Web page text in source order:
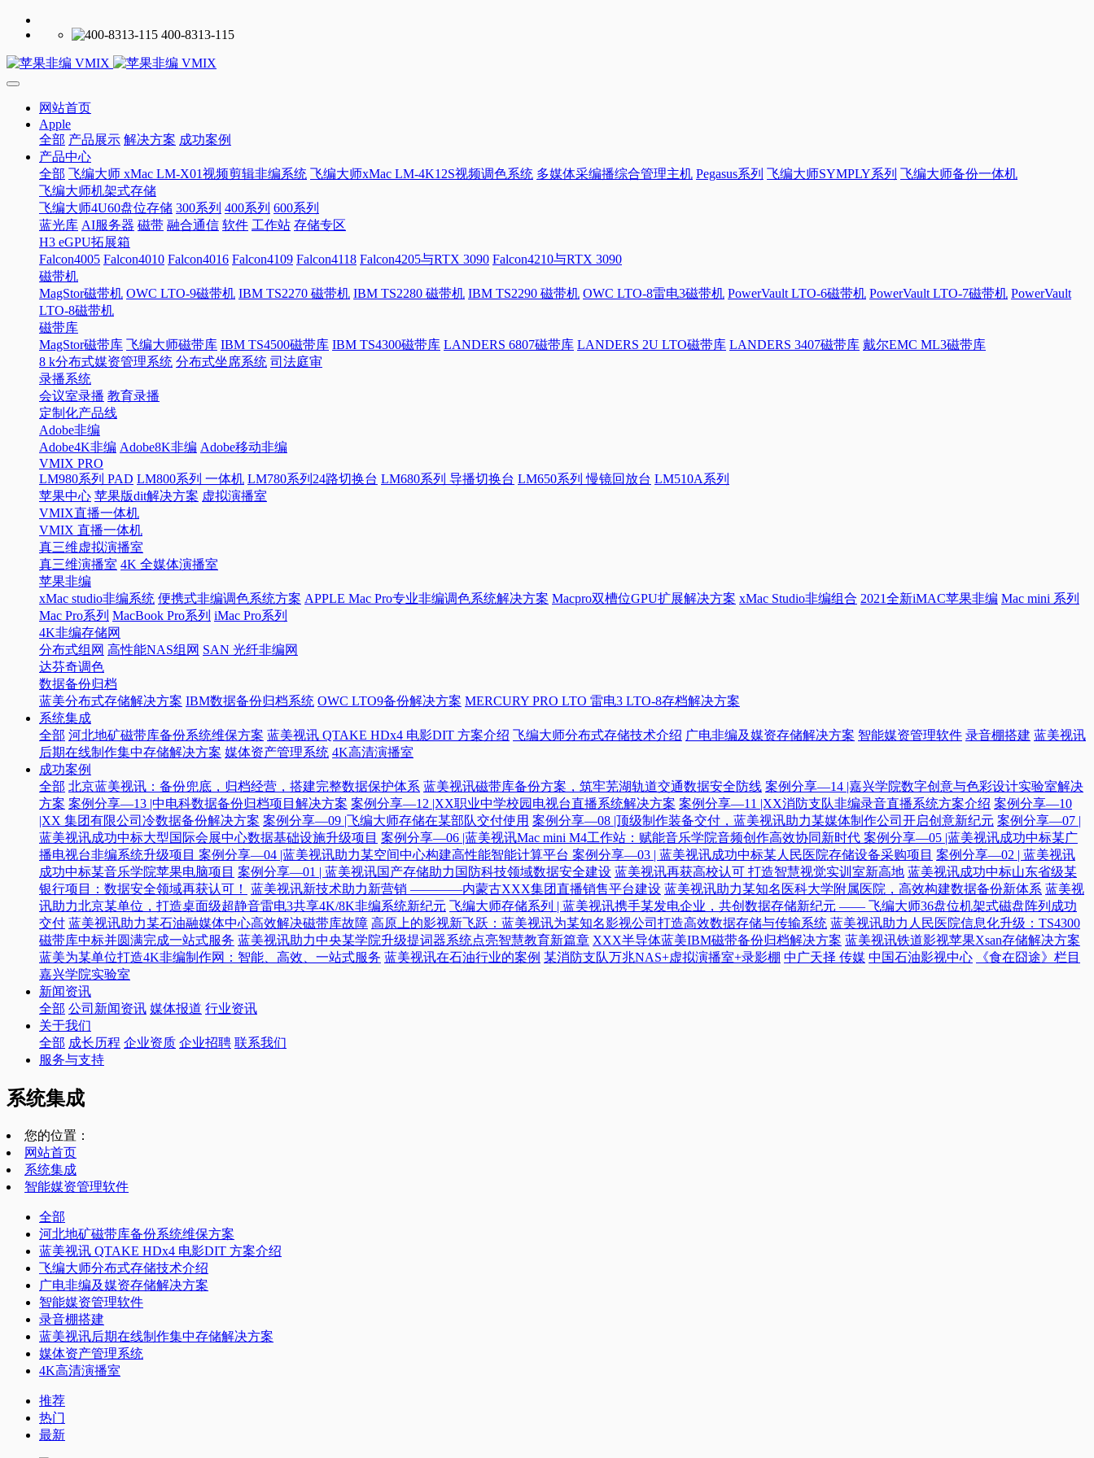
400-8313-115
网站首页
Apple
全部 产品展示 解决方案 成功案例
产品中心
全部 飞编大师 xMac LM-X01视频剪辑非编系统 飞编大师xMac LM-4K12S视频调色系统 多媒体采编播综合管理主机 Pegasus系列 飞编大师SYMPLY系列 飞编大师备份一体机
飞编大师机架式存储
飞编大师4U60盘位存储 300系列 400系列 600系列
蓝光库 AI服务器 磁带 融合通信 软件 工作站 存储专区
H3 eGPU拓展箱
Falcon4005 Falcon4010 Falcon4016 Falcon4109 Falcon4118 Falcon4205与RTX 3090 Falcon4210与RTX 3090
磁带机
MagStor磁带机 OWC LTO-9磁带机 IBM TS2270 磁带机 IBM TS2280 磁带机 IBM TS2290 磁带机 OWC LTO-8雷电3磁带机 PowerVault LTO-6磁带机 PowerVault LTO-7磁带机 PowerVault
LTO-8磁带机
磁带库
MagStor磁带库 飞编大师磁带库 IBM TS4500磁带库 IBM TS4300磁带库 LANDERS 6807磁带库 LANDERS 2U LTO磁带库 LANDERS 3407磁带库 戴尔EMC ML3磁带库
8 k分布式媒资管理系统 分布式坐席系统 司法庭审
录播系统
会议室录播 教育录播
定制化产品线
Adobe非编
Adobe4K非编 Adobe8K非编 Adobe移动非编
VMIX PRO
LM980系列 PAD LM800系列 一体机 LM780系列24路切换台 LM680系列 导播切换台 LM650系列 慢镜回放台 LM510A系列
苹果中心 苹果版dit解决方案 虚拟演播室
VMIX直播一体机
VMIX 直播一体机
真三维虚拟演播室
真三维演播室 4K 全媒体演播室
苹果非编
xMac studio非编系统 便携式非编调色系统方案 APPLE Mac Pro专业非编调色系统解决方案 Macpro双槽位GPU扩展解决方案 xMac Studio非编组合 2021全新iMAC苹果非编 Mac mini 系列
Mac Pro系列 MacBook Pro系列 iMac Pro系列
4K非编存储网
分布式组网 高性能NAS组网 SAN 光纤非编网
达芬奇调色
数据备份归档
蓝美分布式存储解决方案 IBM数据备份归档系统 OWC LTO9备份解决方案 MERCURY PRO LTO 雷电3 LTO-8存档解决方案
系统集成
全部 河北地矿磁带库备份系统维保方案 蓝美视讯 QTAKE HDx4 电影DIT 方案介绍 飞编大师分布式存储技术介绍 广电非编及媒资存储解决方案 智能媒资管理软件 录音棚搭建 蓝美视讯
后期在线制作集中存储解决方案 媒体资产管理系统 4K高清演播室
成功案例
全部 北京蓝美视讯：备份兜底，归档经营，搭建完整数据保护体系 蓝美视讯磁带库备份方案，筑牢芜湖轨道交通数据安全防线 案例分享—14 |嘉兴学院数字创意与色彩设计实验室解决
方案 案例分享—13 |中电科数据备份归档项目解决方案 案例分享—12 |XX职业中学校园电视台直播系统解决方案 案例分享—11 |XX消防支队非编录音直播系统方案介绍 案例分享—10
|XX 集团有限公司冷数据备份解决方案 案例分享—09 |飞编大师存储在某部队交付使用 案例分享—08 |顶级制作装备交付，蓝美视讯助力某媒体制作公司开启创意新纪元 案例分享—07 |
蓝美视讯成功中标大型国际会展中心数据基础设施升级项目 案例分享—06 |蓝美视讯Mac mini M4工作站：赋能音乐学院音频创作高效协同新时代​ 案例分享—05 |蓝美视讯成功中标某广
播电视台非编系统升级项目​ 案例分享—04 |蓝美视讯助力某空间中心构建高性能智能计算平台​ 案例分享—03 | 蓝美视讯成功中标某人民医院存储设备采购项目 案例分享—02 | 蓝美视讯
成功中标某音乐学院苹果电脑项目 案例分享—01 | 蓝美视讯国产存储助力国防科技领域数据安全建设 蓝美视讯再获高校认可 打造智慧视觉实训室新高地 蓝美视讯成功中标山东省级某
银行项目：数据安全领域再获认可！
蓝美视讯新技术助力新营销 ————内蒙古XXX集团直播销售平台建设 蓝美视讯助力某知名医科大学附属医院，高效构建数据备份新体系 蓝美视
讯助力北京某单位，打造桌面级超静音雷电3共享4K/8K非编系统新纪元 飞编大师存储系列 | 蓝美视讯携手某发电企业，共创数据存储新纪元 —— 飞编大师36盘位机架式磁盘阵列成功
交付 蓝美视讯助力某石油融媒体中心高效解决磁带库故障 高原上的影视新飞跃：蓝美视讯为某知名影视公司打造高效数据存储与传输系统 蓝美视讯助力人民医院信息化升级：TS4300
磁带库中标并圆满完成一站式服务 蓝美视讯助力中央某学院升级提词器系统点亮智慧教育新篇章 XXX半导体蓝美IBM磁带备份归档解决方案 蓝美视讯铁道影视苹果Xsan存储解决方案
蓝美为某单位打造4K非编制作网：智能、高效、一站式服务 蓝美视讯在石油行业的案例 某消防支队万兆NAS+虚拟演播室+录影棚 中广天择 传媒 中国石油影视中心
《食在囧途》栏目
嘉兴学院实验室
新闻资讯
全部 公司新闻资讯 媒体报道 行业资讯
关于我们
全部 成长历程 企业资质 企业招聘 联系我们
服务与支持
系统集成
您的位置：
网站首页
系统集成
智能媒资管理软件
全部
河北地矿磁带库备份系统维保方案
蓝美视讯 QTAKE HDx4 电影DIT 方案介绍
飞编大师分布式存储技术介绍
广电非编及媒资存储解决方案
智能媒资管理软件
录音棚搭建
蓝美视讯后期在线制作集中存储解决方案
媒体资产管理系统
4K高清演播室
推荐
热门
最新